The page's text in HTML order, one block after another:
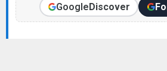
GoogleDiscover